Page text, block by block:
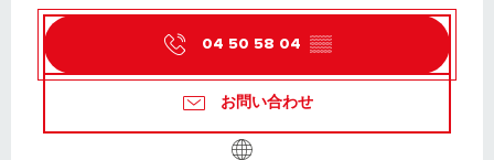
04 50 58 04 ▒▒
お問い合わせ